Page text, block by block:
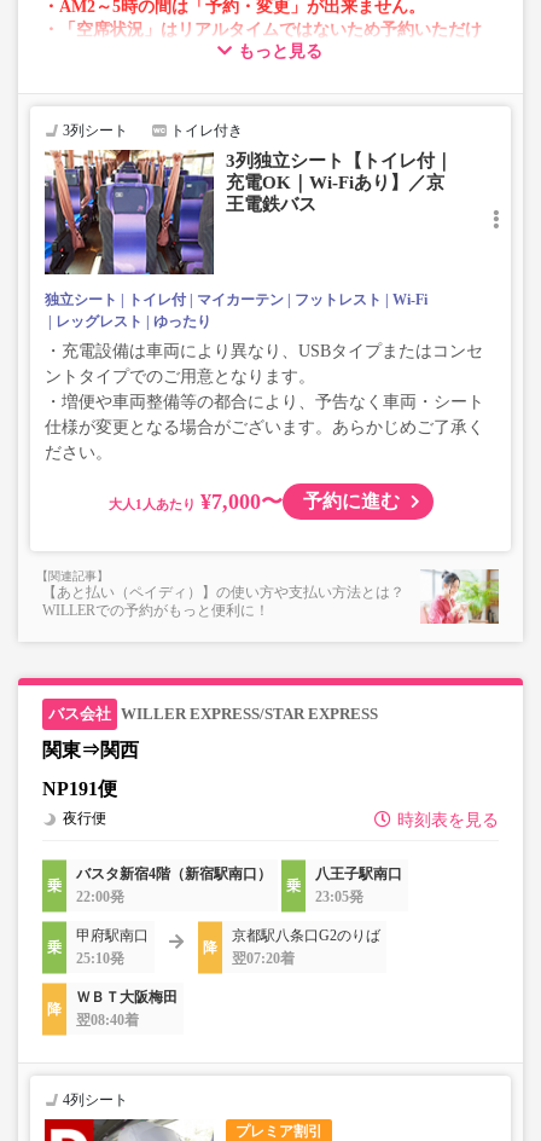
・AM2～5時の間は「予約・変更」が出来ません。
・「空席状況」はリアルタイムではないため予約いただけ
ない場合がございます。
する場合がございます。
・車両は予告なく変更となる場合がございます。これに伴
で、あらかじめご了承ください。
もっと見る
3列シート トイレ付き
3列独立シート【トイレ付｜
充電OK｜Wi-Fiあり】／京
王電鉄バス
独立シート トイレ付 マイカーテン フットレスト
Wi-Fi
レッグレスト
ゆったり
・充電設備は車両により異なり、USBタイプまたはコンセ
ントタイプでのご用意となります。
・増便や車両整備等の都合により、予告なく車両・シート
仕様が変更となる場合がございます。あらかじめご了承く
ださい。
大人 ¥7,000〜 予約に進む
【あと払い（ペイディ）】の使い方や支払い方法とは？
WILLERでの予約がもっと便利に！
WILLER EXPRESS/STAR EXPRESS
関東⇒関西
NP191便
時刻表を見る
夜行便
バスタ新宿4階（新宿駅南口）
22:00発
八王子駅南口
23:05発
甲府駅南口
25:10発
京都駅八条口G2のりば
翌07:20着
ＷＢＴ大阪梅田
翌08:40着
プレミア割引
4列シート